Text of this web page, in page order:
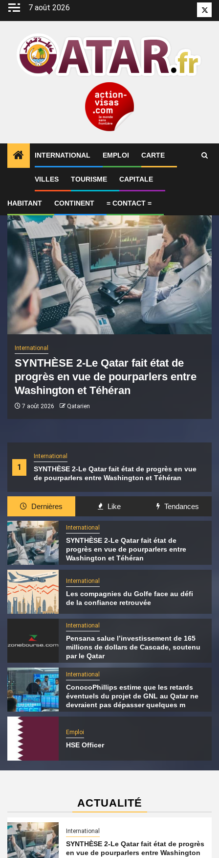
Aller
7 août 2026
INTERNATIONAL EMPLOI CARTE
VILLES TOURISME CAPITALE
HABITANT CONTINENT = CONTACT =
ALERTES INFO 1 SYNTHÈSE 2-Le Qatar fait état
1
International
SYNTHÈSE 2-Le Qatar fait état de progrès en vue
de pourparlers entre Washington et Téhéran
International
SYNTHÈSE 2-Le Qatar fait état de
progrès en vue de pourparlers entre
Washington et Téhéran
7 août 2026 Qatarien
Dernières Like Tendances
International
SYNTHÈSE 2-Le Qatar fait état de
progrès en vue de pourparlers entre
Washington et Téhéran
International
Les compagnies du Golfe face au défi
de la confiance retrouvée
International
Pensana salue l’investissement de 165
millions de dollars de Cascade, soutenu
par le Qatar
International
ConocoPhillips estime que les retards
éventuels du projet de GNL au Qatar ne
devraient pas dépasser quelques m
Emploi
HSE Officer
ACTUALITÉ
International
SYNTHÈSE 2-Le Qatar fait état de progrès
en vue de pourparlers entre Washington